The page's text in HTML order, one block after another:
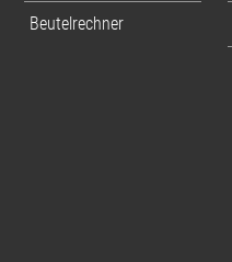
Beutelrechner